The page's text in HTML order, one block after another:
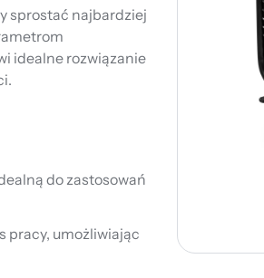
sprostać najbardziej
idealne rozwiązanie
do zastosowań
pracy, umożliwiając